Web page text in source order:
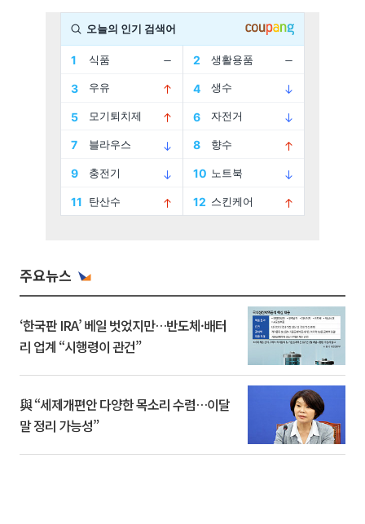
주요뉴스
‘한국판 IRA’ 베일 벗었지만…반도체·배터
리 업계 “시행령이 관건”
與 “세제개편안 다양한 목소리 수렴…이달
말 정리 가능성”